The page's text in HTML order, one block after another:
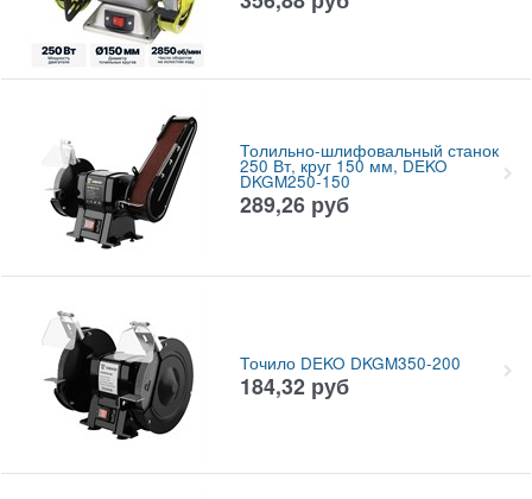
Толильно-шлифовальный станок
250 Вт, круг 150 мм, DEKO
DKGM250-150
289,26 руб
Точило DEKO DKGM350-200
184,32 руб